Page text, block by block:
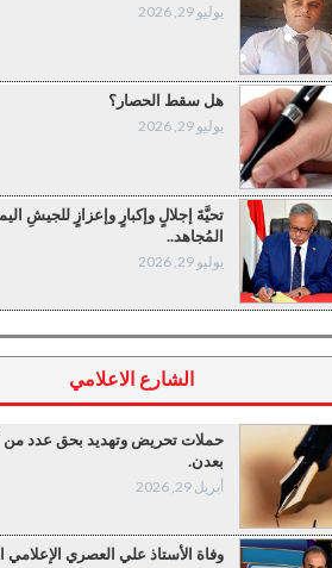
يوليو 29, 2026
هل سقط الحصار؟
يوليو 29, 2026
تحيَّةَ إجلالٍ وإكبارٍ وإعزازٍ للجيشِ
المُجاهد..
يوليو 29, 2026
الشارع الاعلامي
حملات تحريض وتهديد بحق عدد من
بعدن.
أبريل 29, 2026
وفاة الأستاذ علي العصري الإعلامي